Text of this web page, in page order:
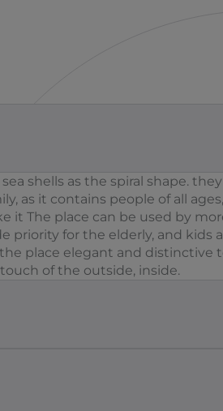
shells as the spiral shape.
as it contains people of all
it The place can be used by
priority for the elderly, and kids
place elegant and distinctive
of the outside, inside.